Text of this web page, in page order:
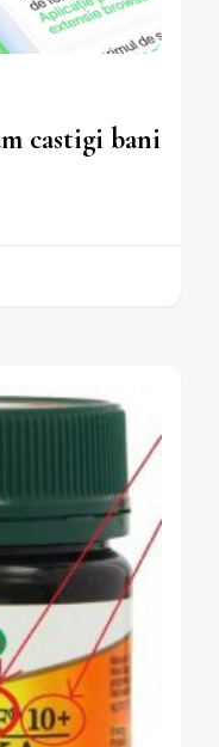
castigi bani